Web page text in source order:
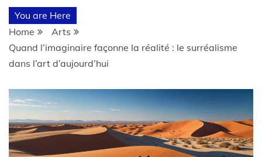
You are Here
Home
Arts
Quand l’imaginaire façonne la réalité : le surréalisme
dans l’art d’aujourd’hui